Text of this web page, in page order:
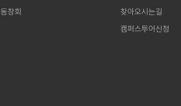
동창회
찾아오시는길
캠퍼스투어신청